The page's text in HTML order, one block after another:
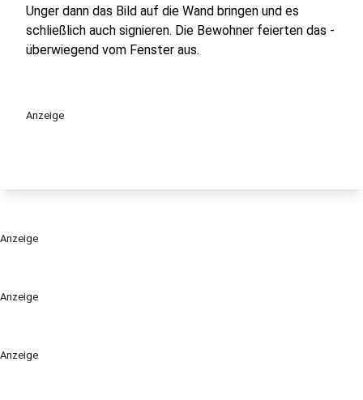
Anzeige
Anzeige
Unger dann das Bild auf die Wand bringen und es
schließlich auch signieren. Die Bewohner feierten das -
überwiegend vom Fenster aus.
Anzeige
Anzeige